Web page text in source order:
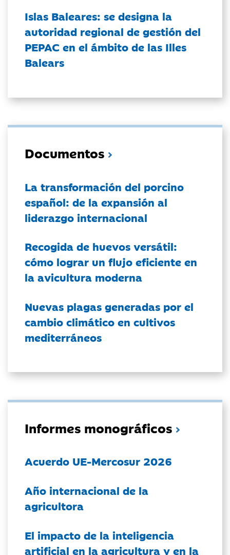
Islas Baleares: se designa la
autoridad regional de gestión del
PEPAC en el ámbito de las Illes
Balears
Documentos
La transformación del porcino
español: de la expansión al
liderazgo internacional
Recogida de huevos versátil:
cómo lograr un flujo eficiente en
la avicultura moderna
Nuevas plagas generadas por el
cambio climático en cultivos
mediterráneos
Informes monográficos
Acuerdo UE-Mercosur 2026
Año internacional de la
agricultora
El impacto de la inteligencia
artificial en la agricultura y en la